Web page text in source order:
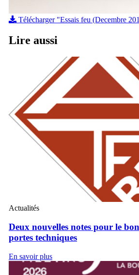
Télécharger "Essais feu (Decembre
Lire aussi
Actualités
Deux nouvelles notes pour le
portes techniques
En savoir plus